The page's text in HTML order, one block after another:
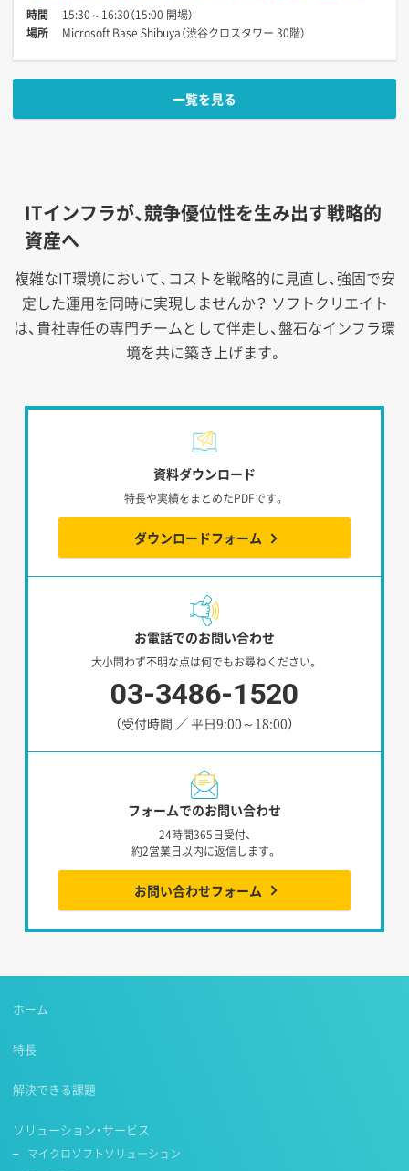
時間
15:30～16:30（15:00 開場）
場所
Microsoft Base Shibuya（渋谷クロスタワー 30階）
一覧を見る
ITインフラが、競争優位性を生み出す戦略的
資産へ
複雑なIT環境において、コストを戦略的に見直し、強固で安
定した運用を同時に実現しませんか？ ソフトクリエイト
は、貴社専任の専門チームとして伴走し、盤石なインフラ環
境を共に築き上げます。
資料ダウンロード
特長や実績をまとめたPDFです。
ダウンロードフォーム
お電話でのお問い合わせ
大小問わず不明な点は何でもお尋ねください。
03-3486-1520
（受付時間 ／ 平日9:00～18:00）
フォームでのお問い合わせ
24時間365日受付、
約2営業日以内に返信します。
お問い合わせフォーム
ホーム
特長
解決できる課題
ソリューション・サービス
マイクロソフトソリューション